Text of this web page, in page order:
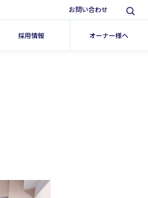
採用情報 オーナー様へ
お問い合わせ